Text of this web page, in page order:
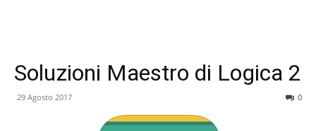
Soluzioni Maestro di Logica 2
29 Agosto 2017 0